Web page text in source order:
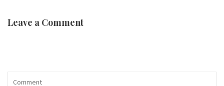
Leave a Comment